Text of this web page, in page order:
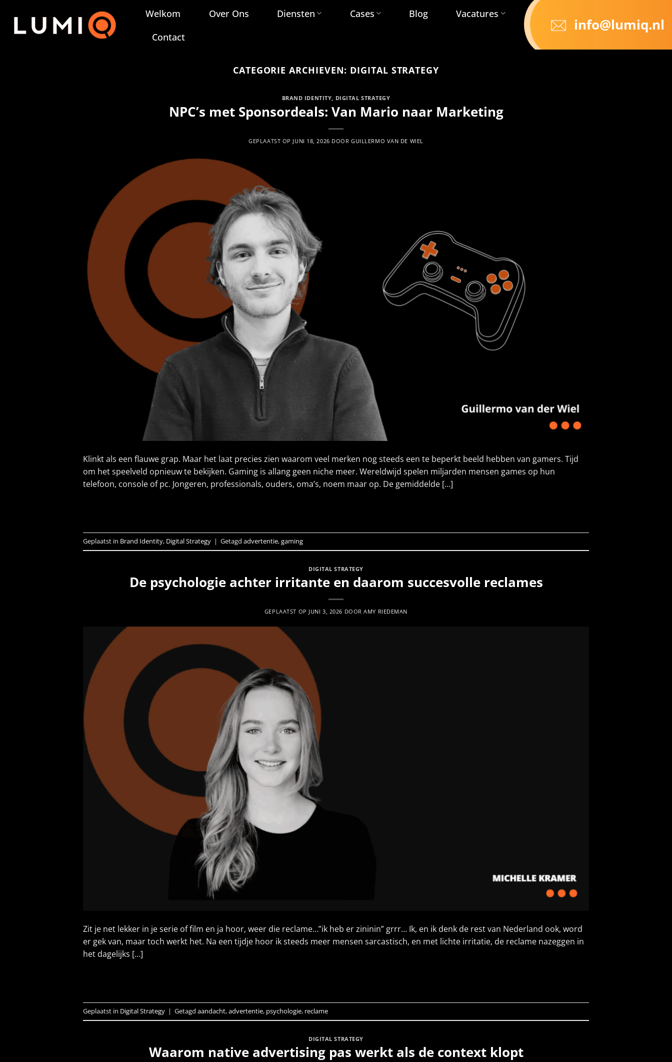
naar
inhoud
Welkom Over Ons Diensten Cases Blog
Vacatures
Contact
info@lumiq.nl
CATEGORIE ARCHIEVEN: DIGITAL STRATEGY
BRAND IDENTITY, DIGITAL STRATEGY
NPC’s met Sponsordeals: Van Mario naar Marketing
GEPLAATST OP JUNI 18, 2026 DOORGUILLERMO VAN DE WIEL
Klinkt als een flauwe grap. Maar het laat precies zien waarom veel merken nog steeds een te beperkt beeld hebben van gamers. Tijd
om het speelveld opnieuw te bekijken. Gaming is allang geen niche meer. Wereldwijd spelen miljarden mensen games op hun
telefoon, console of pc. Jongeren, professionals, ouders, oma’s, noem maar op. De gemiddelde […]
Geplaatst in Brand Identity, Digital Strategy | Getagdadvertentie,gaming
DIGITAL STRATEGY
De psychologie achter irritante en daarom succesvolle reclames
GEPLAATST OP JUNI 3, 2026 DOORAMY RIEDEMAN
Zit je net lekker in je serie of film en ja hoor, weer die reclame…”ik heb er zininin” grrr… Ik, en ik denk de rest van Nederland ook, word
er gek van, maar toch werkt het. Na een tijdje hoor ik steeds meer mensen sarcastisch, en met lichte irritatie, de reclame nazeggen in
het dagelijks […]
Geplaatst in Digital Strategy | Getagdaandacht,advertentie, psychologie, reclame
DIGITAL STRATEGY
Waarom native advertising pas werkt als de context klopt